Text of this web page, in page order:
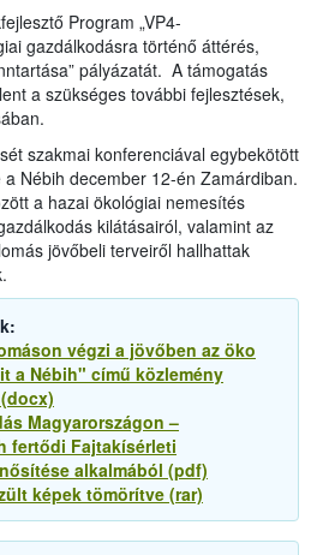
Program „VP4-
gazdálkodásra történő áttérés,
pályázatát. A támogatás
a szükséges további fejlesztések,
szakmai konferenciával egybekötött
Nébih december 12-én Zamárdiban.
a hazai ökológiai nemesítés
kilátásairól, valamint az
jövőbeli terveiről hallhattak
végzi a jövőben az öko
a Nébih" című közlemény
Magyarországon –
fertődi Fajtakísérleti
alkalmából (pdf)
képek tömörítve (rar)